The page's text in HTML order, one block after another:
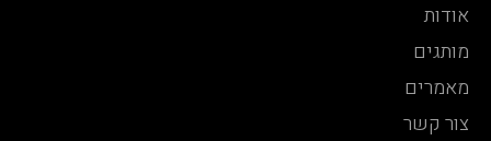
אודות
מותגים
מאמרים
צור קשר